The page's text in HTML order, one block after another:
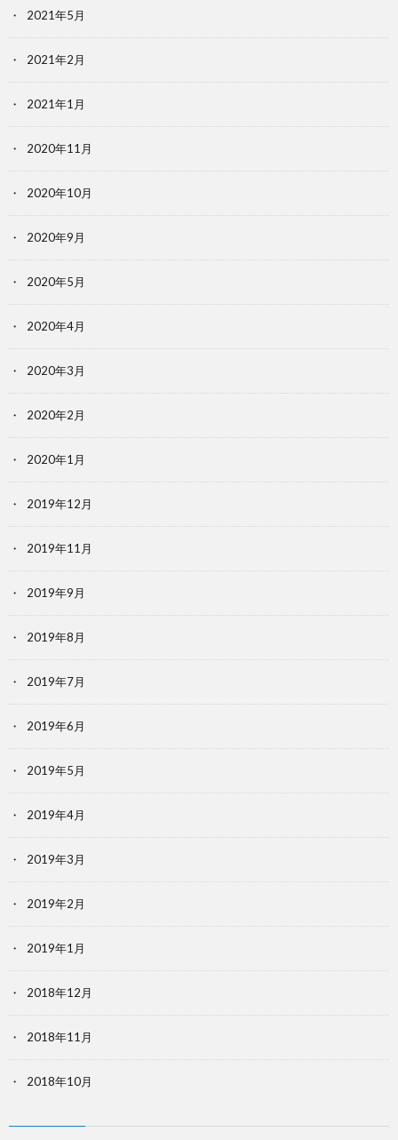
2021年5月
2021年2月
2021年1月
2020年11月
2020年10月
2020年9月
2020年5月
2020年4月
2020年3月
2020年2月
2020年1月
2019年12月
2019年11月
2019年9月
2019年8月
2019年7月
2019年6月
2019年5月
2019年4月
2019年3月
2019年2月
2019年1月
2018年12月
2018年11月
2018年10月